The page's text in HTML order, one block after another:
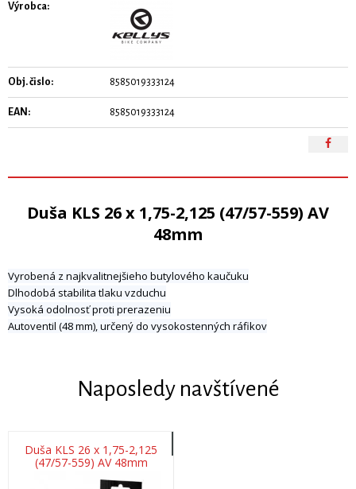
Výrobca:
Obj. čislo: 8585019333124
EAN: 8585019333124
Duša KLS 26 x 1,75-2,125 (47/57-559) AV
48mm
Vyrobená z najkvalitnejšieho butylového kaučuku
Dlhodobá stabilita tlaku vzduchu
Vysoká odolnosť proti prerazeniu
Autoventil (48 mm), určený do vysokostenných ráfikov
Naposledy navštívené
Duša KLS 26 x 1,75-2,125
(47/57-559) AV 48mm